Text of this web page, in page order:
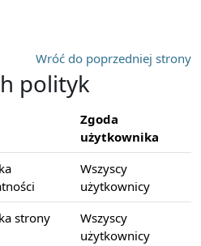
Wróć do poprzedniej strony
polityk
Zgoda
użytkownika
Wszyscy
użytkownicy
strony
Wszyscy
użytkownicy